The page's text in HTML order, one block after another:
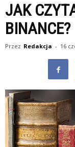
JAK
BINANCE?
Przez Redakcja - 16